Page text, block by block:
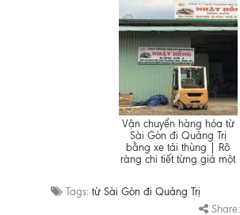
Vận chuyển hàng hóa từ
Sài Gòn đi Quảng Trị
bằng xe tải thùng | Rõ
ràng chi tiết từng giá một
Tags: từ Sài Gòn đi Quảng Trị
Share: